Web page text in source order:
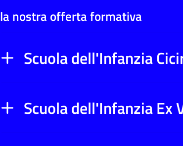
la nostra offerta formativa
Scuola dell'Infanzia
Scuola dell'Infanzia Ex